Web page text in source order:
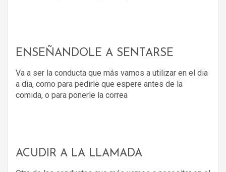
ENSEÑANDOLE A SENTARSE
Va a ser la conducta que más vamos a utilizar en el dia
a dia, como para pedirle que espere antes de la
comida, o para ponerle la correa
ACUDIR A LA LLAMADA